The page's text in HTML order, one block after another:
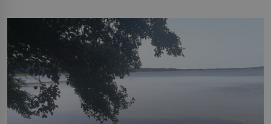
Boskovice na okraji Drahanské vrchoviny vznikla někdy
ve13. století, a už v roce 1313 kronikáři zaznamenali